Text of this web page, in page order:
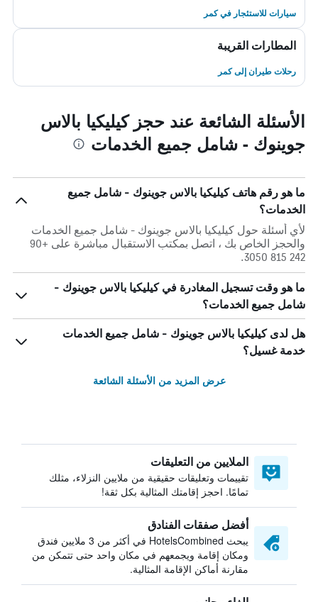
سيارات للاستئجار في كمر
المطارات القريبة
رحلات طيران إلى كمر
الأسئلة الشائعة عند حجز كيليكيا بالاس
جوينوك - شامل جميع الخدمات
ما هو رقم هاتف كيليكيا بالاس جوينوك - شامل جميع
الخدمات؟
لأي أسئلة حول كيليكيا بالاس جوينوك - شامل جميع الخدمات
والحجز الخاص بك ، اتصل بمكتب الاستقبال مباشرة على +90
242 815 3050.
ما هو وقت تسجيل المغادرة في كيليكيا بالاس جوينوك -
شامل جميع الخدمات؟
هل لدى كيليكيا بالاس جوينوك - شامل جميع الخدمات
خدمة غسيل؟
عرض المزيد من الأسئلة الشائعة
الملايين من التعليقات
تقييمات وتعليقات حقيقية من ملايين النزلاء، مثلك
تمامًا. احجز إقامتك المثالية بكل ثقة!
أفضل صفقات الفنادق
يبحث HotelsCombined في أكثر من 3 ملايين فندق
ومكان إقامة ويجمعهم في مكان واحد حتى تتمكن من
مقارنة أماكن الإقامة المثالية.